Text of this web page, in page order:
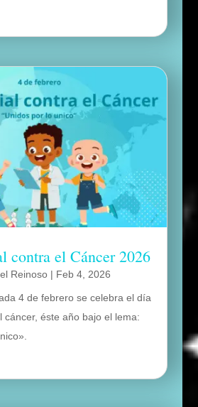
contra el Cáncer 2026
Reinoso| Feb 4, 2026
4 de febrero se celebra el día
cáncer, éste año bajo el lema: